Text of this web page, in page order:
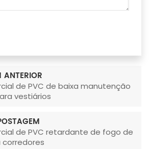
ANTERIOR
de PVC de baixa manutenção
vestiários
de PVC retardante de fogo de